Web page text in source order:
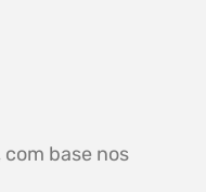
base nos